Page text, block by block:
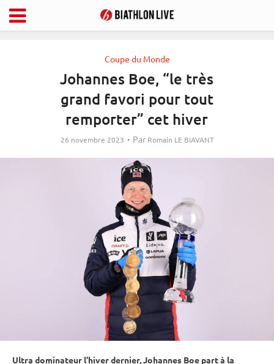
Coupe du Monde
Johannes Boe, “le très
grand favori pour tout
remporter” cet hiver
26 novembre 2023 Par Romain LE BIAVANT
Ultra dominateur l’hiver dernier, Johannes Boe part à la